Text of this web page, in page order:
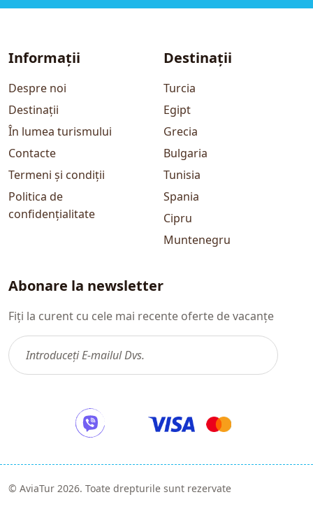
Informații
Despre noi
Destinații
În lumea turismului
Contacte
Termeni și condiții
Politica de
confidențialitate
Destinații
Turcia
Egipt
Grecia
Bulgaria
Tunisia
Spania
Cipru
Muntenegru
Abonare la newsletter
Fiți la curent cu cele mai recente oferte de vacanțe
© AviaTur 2026. Toate drepturile sunt rezervate